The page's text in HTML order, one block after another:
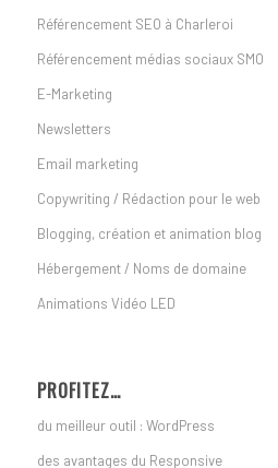
Référencement SEO à Charleroi
Référencement médias sociaux SMO
E-Marketing
Newsletters
Email marketing
Copywriting / Rédaction pour le web
Blogging, création et animation blog
Hébergement / Noms de domaine
Animations Vidéo LED
PROFITEZ…
du meilleur outil : WordPress
des avantages du Responsive